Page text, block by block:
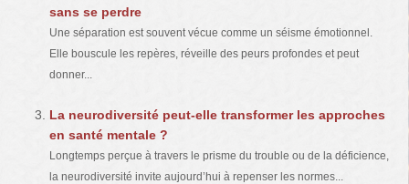
sans se perdre
Une séparation est souvent vécue comme un séisme émotionnel.
Elle bouscule les repères, réveille des peurs profondes et peut
donner...
La neurodiversité peut-elle transformer les approches
en santé mentale ?
Longtemps perçue à travers le prisme du trouble ou de la déficience,
la neurodiversité invite aujourd’hui à repenser les normes...